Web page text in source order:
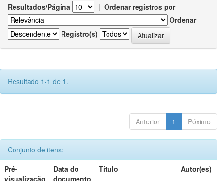
Resultados/Página | Ordenar registros por
Ordenar
Registro(s)
Resultado 1-1 de 1.
Anterior 1 Póximo
Conjunto de itens:
Pré-
visualização
Data do
documento
Título Autor(es)